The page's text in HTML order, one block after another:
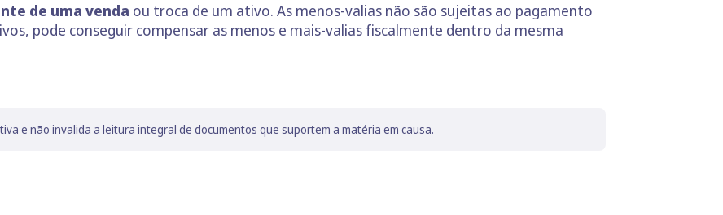
de uma venda ou troca de um ativo. As menos-valias não são sujeitas ao pagamento
pode conseguir compensar as menos e mais-valias fiscalmente dentro da mesma
e não invalida a leitura integral de documentos que suportem a matéria em causa.